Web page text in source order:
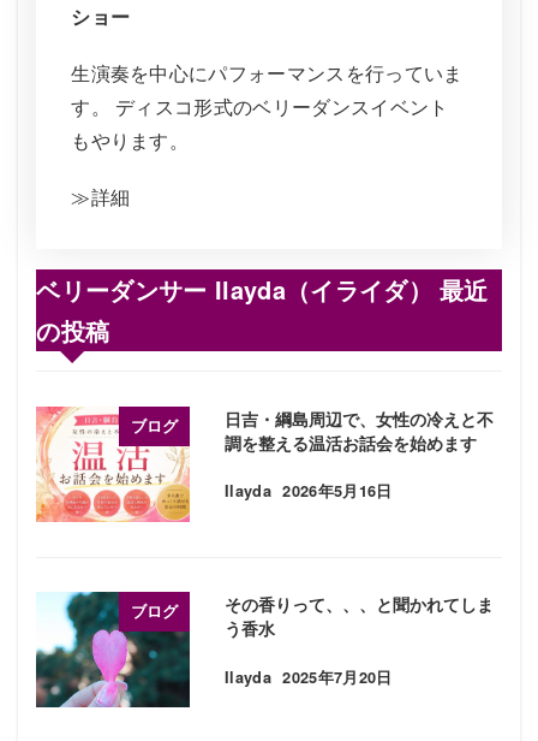
ショー
生演奏を中心にパフォーマンスを行っていま
す。 ディスコ形式のベリーダンスイベント
もやります。
≫詳細
ベリーダンサー Ilayda（イライダ） 最近
の投稿
ブログ
日吉・綱島周辺で、女性の冷えと不
調を整える温活お話会を始めます
Ilayda
投稿日
2026年5月16日
ブログ
その香りって、、、と聞かれてしま
う香水
Ilayda
投稿日
2025年7月20日